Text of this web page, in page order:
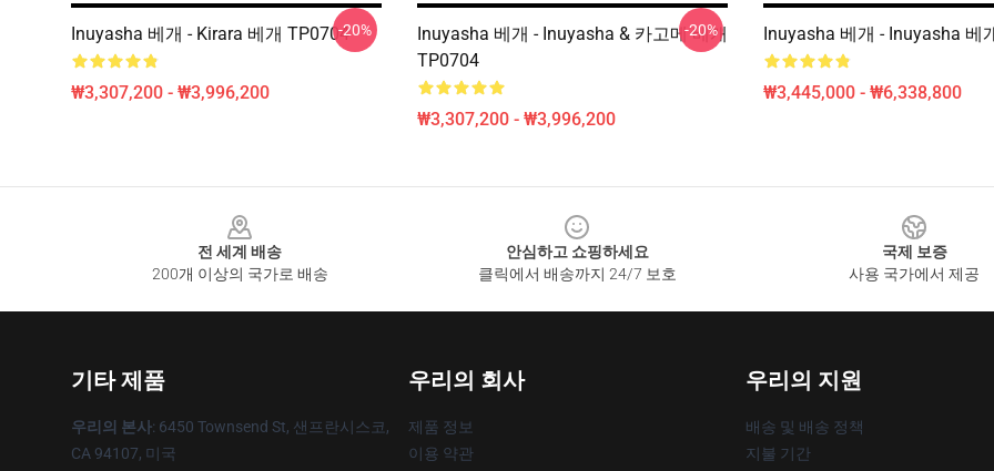
Inuyasha 베개 - Kirara 베개 TP0704
₩3,307,200 - ₩3,996,200
-20%
Inuyasha 베개 - Inuyasha & 카고메 베개
TP0704
₩3,307,200 - ₩3,996,200
-20% Inuyasha 베개 - Inuyasha 베
₩3,445,000 - ₩6,338,800
전 세계 배송
200개 이상의 국가로 배송
안심하고 쇼핑하세요
클릭에서 배송까지 24/7 보호
국제 보증
사용 국가에서 제공
기타 제품
우리의 본사: 6450 Townsend St, 샌프란시스코,
CA 94107, 미국
우리의 회사
제품 정보
이용 약관
우리의 지원
배송 및 배송 정책
지불 기간